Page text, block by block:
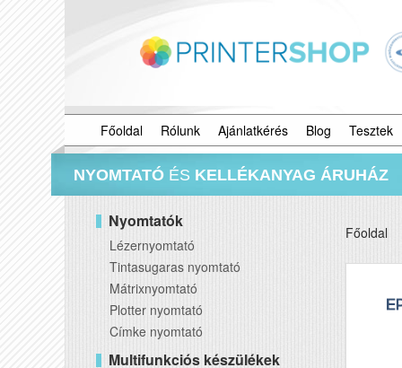
Főoldal Rólunk Ajánlatkérés Blog Tesztek
NYOMTATÓ ÉS KELLÉKANYAG ÁRUHÁZ
Nyomtatók
Lézernyomtató
Tintasugaras nyomtató
Mátrixnyomtató
Plotter nyomtató
Címke nyomtató
Multifunkciós készülékek
Főoldal